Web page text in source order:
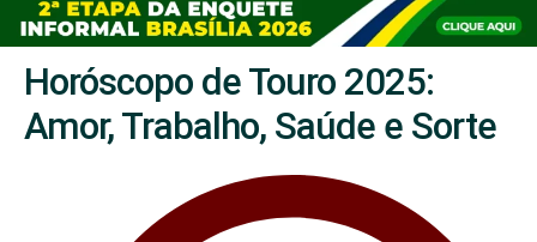
Horóscopo de Touro 2025:
Amor, Trabalho, Saúde e Sorte